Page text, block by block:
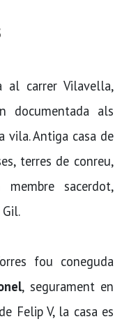
al carrer Vilavella,
documentada als
vila. Antiga casa de
terres de conreu,
sacerdot,
fou coneguda
, segurament en
Felip V, la casa es